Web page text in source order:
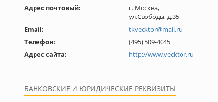
Адрес почтовый:
г. Москва,
ул.Свободы, д.35
Email:
tkvecktor@mail.ru
Телефон:
(495) 509-4045
Адрес сайта:
http://www.vecktor.ru
БАНКОВСКИЕ И ЮРИДИЧЕСКИЕ РЕКВИЗИТЫ